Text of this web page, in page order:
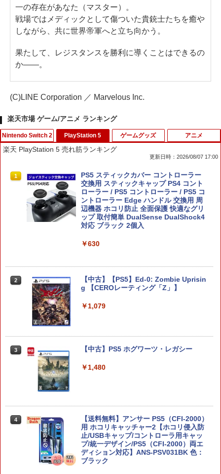
一の存在があなた（マスター）。
戦場ではメディックとして傷ついた貴銃士たちを癒や
しながら、共に世界帝軍へと立ち向かう。
果たして、レジスタンスを勝利に導くことはできるの
か――。
(C)LINE Corporation ／ Marvelous Inc.
楽天市場 ゲーム/アニメ ランキング
Nintendo Switch 2
1
【当店独自で＋P10倍★要エントリー】
【新品】【お取り寄せ】[ACC][Switch2]
ぬいポーチ for Nintendo Swich 2(ニン
テンドースイッチ2) メタモン 任天堂ラ
イセンス商品 HORI(NSX-185)(2026071
6)
with 猛将伝 Remastered【Switch 2】
POTPABCVA [POTPABCVA]
￥6,640
ンス Switch2版(【初回封入特典】魔導
し騎士のスタートダッシュパック)
4
ゼルダの伝説 ブレス オブ ザ ワイルド
Nintendo Switch 2 Edition
￥7,680
PlayStation 5
楽天 PlayStation 5 売れ筋ランキング
更新日時：2026/08/07 17:00
1
PS5 スティックカバー コントローラー
交換用 スティックキャップ PS4 コント
ローラー / PS5 コントローラー / PS5 コ
ントローラー Edge ハンドル 交換用 周
辺機器 ホコリ防止 全面保護 快適なグリ
ップ 取付簡単 DualSense DualShock4
対応 ブラック 2個入
￥630
2
【中古】【PS5】Ed-0: Zombie Uprisin
g 【CEROレーティング「Z」】
￥1,079
3 【中古】PS5 ホグワーツ・レガシー
￥1,480
4
【送料無料】アンサー PS5（CFI-2000）
用 ホコリキャッチャー2【ホコリ侵入防
止/USBキャップ/コントローラ用キャッ
プ/統一デザイン/PS5（CFI-2000）両エ
ディション対応】ANS-PSV031BK 色：
ブラック
ゲームグッズ アニメ